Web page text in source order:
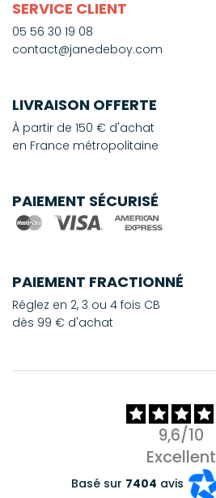
SERVICE CLIENT
05 56 30 19 08
contact@janedeboy.com
LIVRAISON OFFERTE
À partir de 150 € d'achat
en France métropolitaine
PAIEMENT SÉCURISÉ
PAIEMENT FRACTIONNÉ
Réglez en 2, 3 ou 4 fois CB
dès 99 € d'achat
9,6/10
Excellent
Basé sur 7404 avis